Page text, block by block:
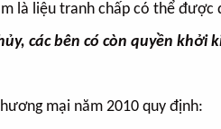
là liệu tranh chấp có thể được
các bên có còn quyền khởi
mại năm 2010 quy định: